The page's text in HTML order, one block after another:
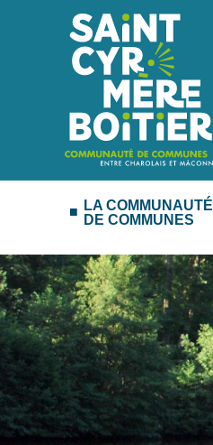
LA COMMUNAUTÉ
DE COMMUNES